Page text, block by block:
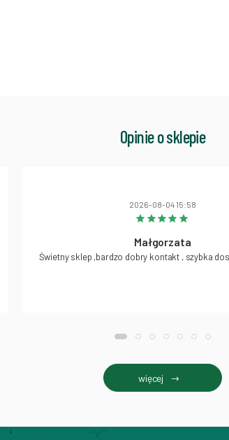
Opinie o sklepie
2026-08-04 15:58
Małgorzata
Świetny sklep ,bardzo dobry kontakt , szybka
więcej